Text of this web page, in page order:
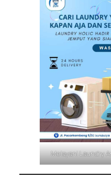
Melayani Laundry